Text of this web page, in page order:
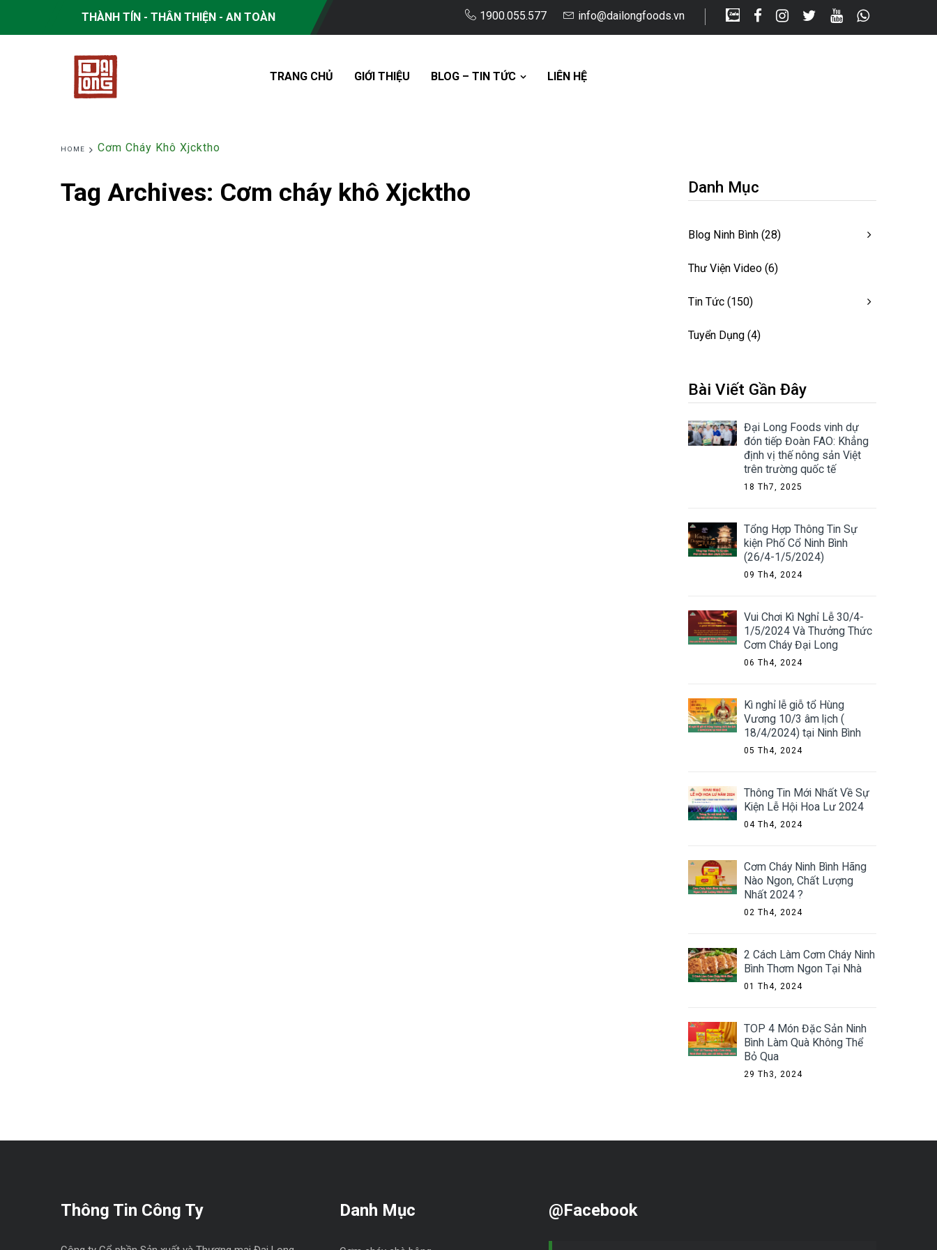
THÀNH TÍN - THÂN THIỆN - AN TOÀN 1900.055.577 info@dailongfoods.vn
TRANG CHỦ GIỚI THIỆU BLOG – TIN TỨC LIÊN HỆ
HOME Cơm Cháy Khô Xjcktho
Tag Archives: Cơm cháy khô Xjcktho Danh Mục
Blog Ninh Bình (28)
Thư Viện Video (6)
Tin Tức (150)
Tuyển Dụng (4)
Bài Viết Gần Đây
Đại Long Foods vinh dự
đón tiếp Đoàn FAO: Khẳng
định vị thế nông sản Việt
trên trường quốc tế
18 Th7, 2025
Tổng Hợp Thông Tin Sự
kiện Phố Cổ Ninh Bình
(26/4-1/5/2024)
09 Th4, 2024
Vui Chơi Kì Nghỉ Lễ 30/4-
1/5/2024 Và Thưởng Thức
Cơm Cháy Đại Long
06 Th4, 2024
Kì nghỉ lễ giỗ tổ Hùng
Vương 10/3 âm lịch (
18/4/2024) tại Ninh Bình
05 Th4, 2024
Thông Tin Mới Nhất Về Sự
Kiện Lễ Hội Hoa Lư 2024
04 Th4, 2024
Cơm Cháy Ninh Bình Hãng
Nào Ngon, Chất Lượng
Nhất 2024 ?
02 Th4, 2024
2 Cách Làm Cơm Cháy Ninh
Bình Thơm Ngon Tại Nhà
01 Th4, 2024
TOP 4 Món Đặc Sản Ninh
Bình Làm Quà Không Thể
Bỏ Qua
29 Th3, 2024
Thông Tin Công Ty Danh Mục @Facebook